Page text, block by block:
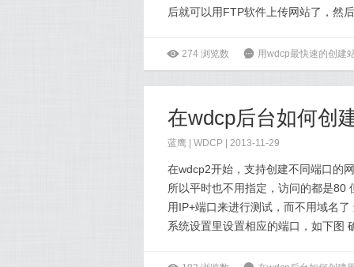
后就可以用FTP软件上传网站了，然
ė 274 浏览数 6 用wdcp最快速的创建
在wdcp后台如何创
蓝鹰 | WDCP | 2013-11-29
在wdcp2开始，支持创建不同端口的
所以平时也不用指定，访问的都是80
用IP+端口来进行测试，而不用域名
系统设置里设置相应的端口，如下图